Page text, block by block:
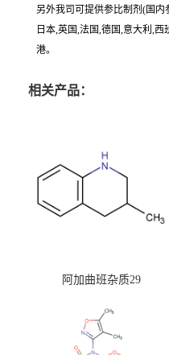
另外我司可提供参比制剂(国
日本,英国,法国,德国,意大利,
港。
相关产品：
阿加曲班杂质29